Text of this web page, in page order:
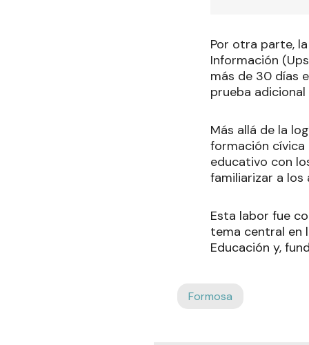
Por otra parte,
Información
más de 30 días
prueba
Más allá de la
formación
educativo con
familiarizar a los
Esta labor fue
tema central en
Educación y,
Formosa